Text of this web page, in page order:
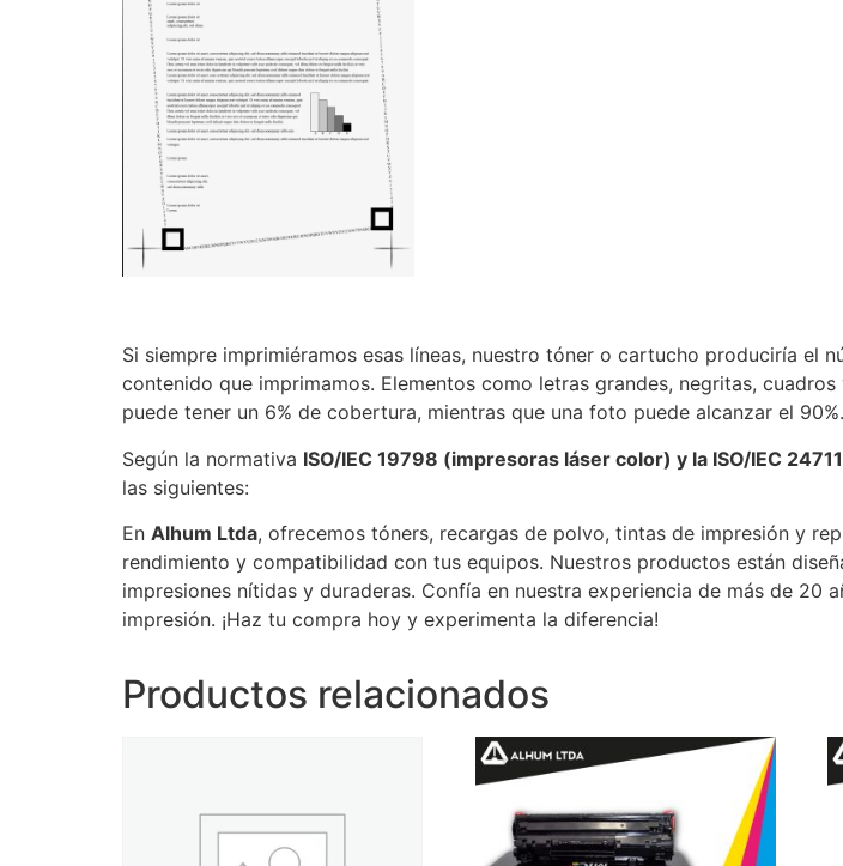
Si siempre imprimiéramos esas líneas, nuestro tóner o cartucho produciría el
contenido que imprimamos. Elementos como letras grandes, negritas,
puede tener un 6% de cobertura, mientras que una foto puede alcanzar el 90%.
Según la normativa ISO/IEC 19798 (impresoras láser color) y la ISO/IEC
las siguientes:
En Alhum Ltda, ofrecemos tóners, recargas de polvo, tintas de impresión y
rendimiento y compatibilidad con tus equipos. Nuestros productos están
impresiones nítidas y duraderas. Confía en nuestra experiencia de más de
impresión. ¡Haz tu compra hoy y experimenta la diferencia!
Productos relacionados